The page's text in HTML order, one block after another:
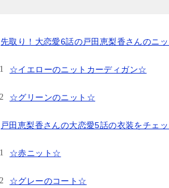
先取り！大恋愛6話の戸田恵梨香さんのニッ
☆イエローのニットカーディガン☆
☆グリーンのニット☆
戸田恵梨香さんの大恋愛5話の衣装をチェッ
☆赤ニット☆
☆グレーのコート☆